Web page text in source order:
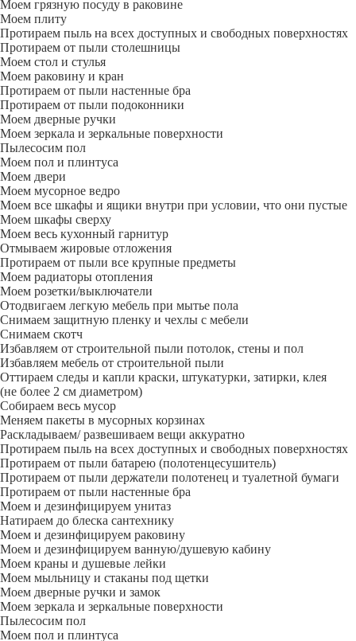
Моем грязную посуду в раковине
Моем плиту
Протираем пыль на всех доступных и свободных поверхностях
Протираем от пыли столешницы
Моем стол и стулья
Моем раковину и кран
Протираем от пыли настенные бра
Протираем от пыли подоконники
Моем дверные ручки
Моем зеркала и зеркальные поверхности
Пылесосим пол
Моем пол и плинтуса
Моем двери
Моем мусорное ведро
Моем все шкафы и ящики внутри при условии, что они пустые
Моем шкафы сверху
Моем весь кухонный гарнитур
Отмываем жировые отложения
Протираем от пыли все крупные предметы
Моем радиаторы отопления
Моем розетки/выключатели
Отодвигаем легкую мебель при мытье пола
Снимаем защитную пленку и чехлы с мебели
Снимаем скотч
Избавляем от строительной пыли потолок, стены и пол
Избавляем мебель от строительной пыли
Оттираем следы и капли краски, штукатурки, затирки, клея
(не более 2 см диаметром)
Собираем весь мусор
Меняем пакеты в мусорных корзинах
Раскладываем/ развешиваем вещи аккуратно
Протираем пыль на всех доступных и свободных поверхностях
Протираем от пыли батарею (полотенцесушитель)
Протираем от пыли держатели полотенец и туалетной бумаги
Протираем от пыли настенные бра
Моем и дезинфицируем унитаз
Натираем до блеска сантехнику
Моем и дезинфицируем раковину
Моем и дезинфицируем ванную/душевую кабину
Моем краны и душевые лейки
Моем мыльницу и стаканы под щетки
Моем дверные ручки и замок
Моем зеркала и зеркальные поверхности
Пылесосим пол
Моем пол и плинтуса